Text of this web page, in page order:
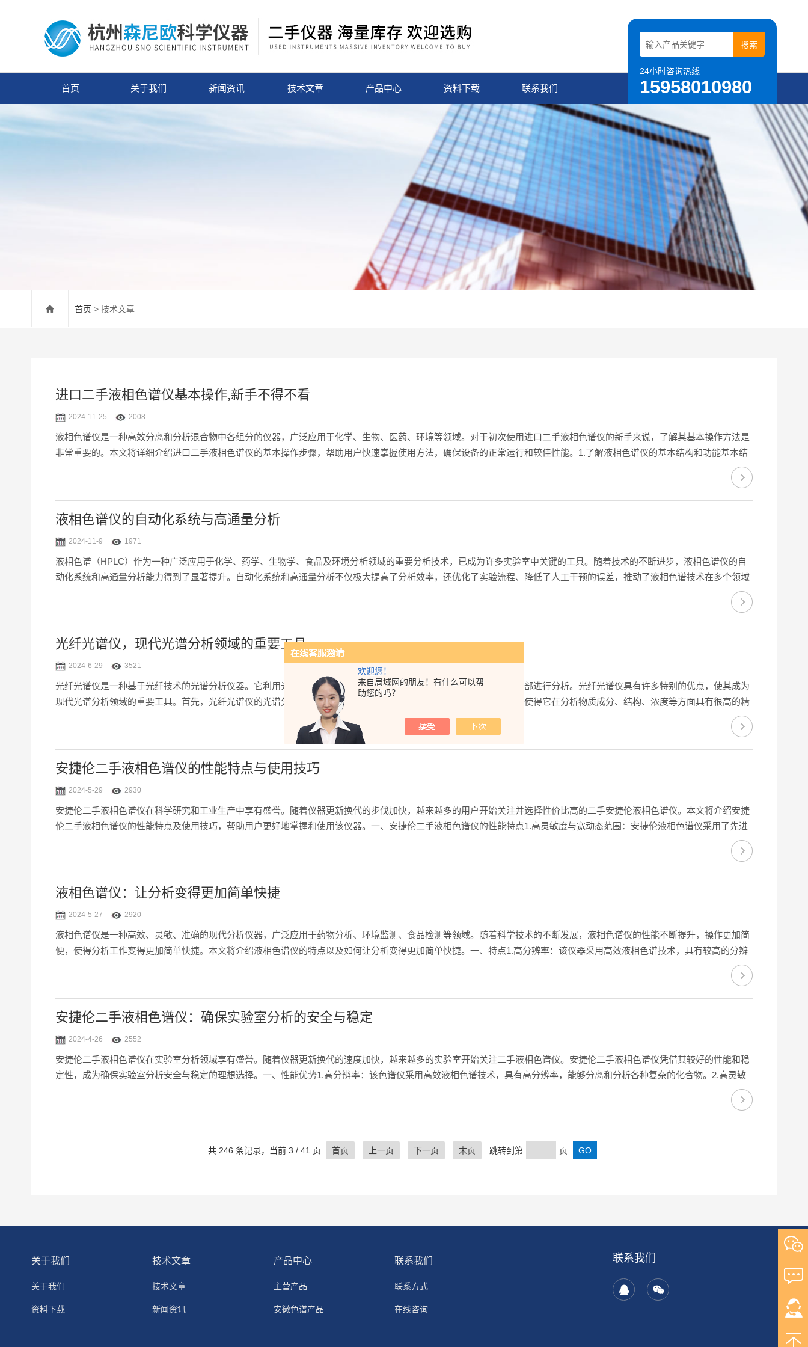
欢迎您！
来自局域网的朋友！有什么可以帮
助您的吗？
24小时咨询热线
15958010980
首页 关于我们 新闻资讯 技术文章 产品中心 资料下载 联系我们
首页 > 技术文章
进口二手液相色谱仪基本操作,新手不得不看
2024-11-25 2008
液相色谱仪是一种高效分离和分析混合物中各组分的仪器，广泛应用于化学、生物、医药、环境等领域。对于初次使用进口二手液相色谱仪的新手来说，了解其基本操作方法是
非常重要的。本文将详细介绍进口二手液相色谱仪的基本操作步骤，帮助用户快速掌握使用方法，确保设备的正常运行和较佳性能。1.了解液相色谱仪的基本结构和功能基本结
构：输液泵：用于输送流动相，提供稳定的流速。进样器：用于将样品注入色谱柱。色谱柱：用于分离样品中的各组分。检测器：用于检测流出物，常见的检测器有紫外检测器
液相色谱仪的自动化系统与高通量分析
2024-11-9 1971
液相色谱（HPLC）作为一种广泛应用于化学、药学、生物学、食品及环境分析领域的重要分析技术，已成为许多实验室中关键的工具。随着技术的不断进步，液相色谱仪的自
动化系统和高通量分析能力得到了显著提升。自动化系统和高通量分析不仅极大提高了分析效率，还优化了实验流程、降低了人工干预的误差，推动了液相色谱技术在多个领域
中的应用。一、自动化系统该仪器的自动化系统是指通过计算机控制和自动化设备，实现在无人工干预的情况下完成样品的进样、分离、检测以及数据处理等一系列操作。传统
光纤光谱仪，现代光谱分析领域的重要工具
2024-6-29 3521
光纤光谱仪是一种基于光纤技术的光谱分析仪器。它利用光纤作为光的传输媒介，将光源发出的光信号传输到光谱仪内部进行分析。光纤光谱仪具有许多特别的优点，使其成为
现代光谱分析领域的重要工具。首先，光纤光谱仪的光谱分辨率高，能够准确测量光信号中的波长分布和强度变化。这使得它在分析物质成分、结构、浓度等方面具有很高的精
度和可靠性。其次，光纤光谱仪的测量速度快，能够在短时间内完成大量样品的光谱测量。这大大提高了实验效率，降低了成本。此外，光纤光谱仪还具有操作简便、稳定性
安捷伦二手液相色谱仪的性能特点与使用技巧
2024-5-29 2930
安捷伦二手液相色谱仪在科学研究和工业生产中享有盛誉。随着仪器更新换代的步伐加快，越来越多的用户开始关注并选择性价比高的二手安捷伦液相色谱仪。本文将介绍安捷
伦二手液相色谱仪的性能特点及使用技巧，帮助用户更好地掌握和使用该仪器。一、安捷伦二手液相色谱仪的性能特点1.高灵敏度与宽动态范围：安捷伦液相色谱仪采用了先进
的检测器技术，如光电二极管阵列检测器（DAD）和蒸发光散射检测器（ELSD），使得仪器具有高灵敏度和宽动态范围，能够满足不同浓度样品的分析需求。2.高效分离能
液相色谱仪：让分析变得更加简单快捷
2024-5-27 2920
液相色谱仪是一种高效、灵敏、准确的现代分析仪器，广泛应用于药物分析、环境监测、食品检测等领域。随着科学技术的不断发展，液相色谱仪的性能不断提升，操作更加简
便，使得分析工作变得更加简单快捷。本文将介绍液相色谱仪的特点以及如何让分析变得更加简单快捷。一、特点1.高分辨率：该仪器采用高效液相色谱技术，具有较高的分辨
率，能够分离和分析极性、非极性、离子型等多种化合物。2.高灵敏度：该仪器配备高灵敏度的检测器，如紫外可见光检测器、荧光检测器等，能够检测到微量甚至痕量的化合
安捷伦二手液相色谱仪：确保实验室分析的安全与稳定
2024-4-26 2552
安捷伦二手液相色谱仪在实验室分析领域享有盛誉。随着仪器更新换代的速度加快，越来越多的实验室开始关注二手液相色谱仪。安捷伦二手液相色谱仪凭借其较好的性能和稳
定性，成为确保实验室分析安全与稳定的理想选择。一、性能优势1.高分辨率：该色谱仪采用高效液相色谱技术，具有高分辨率，能够分离和分析各种复杂的化合物。2.高灵敏
度：配备高灵敏度的检测器，如紫外可见光检测器、荧光检测器等，能够检测到微量甚至痕量的化合物。3.稳定性好：该色谱仪经过严格的质量控制和测试，确保仪器的稳定性
共 246 条记录，当前 3 / 41 页 首页 上一页 下一页 末页 跳转到第 页
关于我们
关于我们
资料下载
技术文章
技术文章
新闻资讯
产品中心
主营产品
安徽色谱产品
联系我们
联系方式
在线咨询
联系我们